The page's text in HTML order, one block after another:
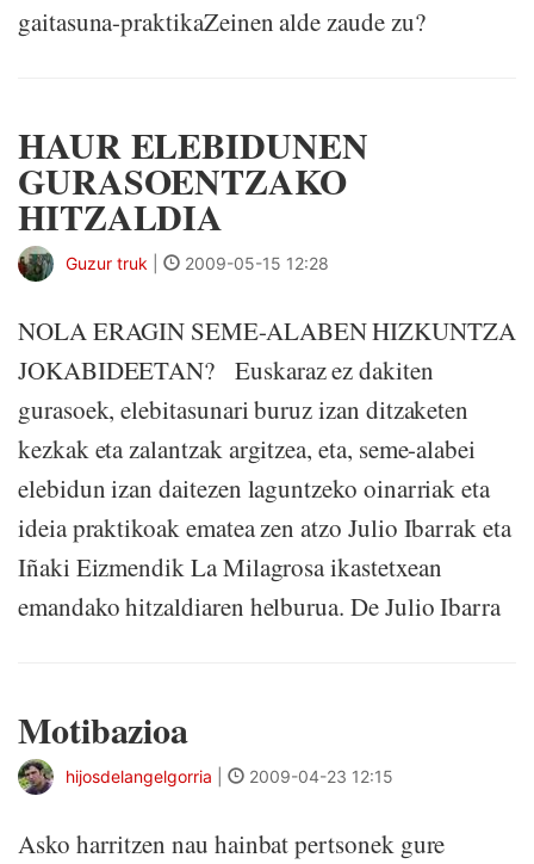
gaitasuna-praktikaZeinen alde zaude zu?
HAUR ELEBIDUNEN
GURASOENTZAKO
HITZALDIA
Guzur truk 2009-05-15 12:28
NOLA ERAGIN SEME-ALABEN HIZKUNTZA
JOKABIDEETAN? Euskaraz ez dakiten
gurasoek, elebitasunari buruz izan ditzaketen
kezkak eta zalantzak argitzea, eta, seme-alabei
elebidun izan daitezen laguntzeko oinarriak eta
ideia praktikoak ematea zen atzo Julio Ibarrak eta
Iñaki Eizmendik La Milagrosa ikastetxean
emandako hitzaldiaren helburua. De Julio Ibarra
Motibazioa
hijosdelangelgorria 2009-04-23 12:15
Asko harritzen nau hainbat pertsonek gure